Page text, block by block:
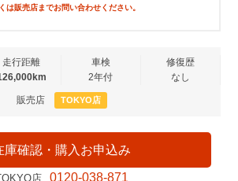
は販売店までお問い合わせください。
走行距離
車検
2年付
修復歴
なし
販売店 TOKYO店
庫確認・購入お申込み
店 0120-038-871